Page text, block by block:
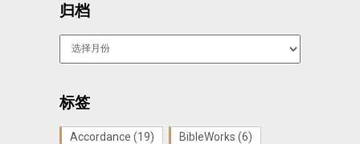
归档
标签
Accordance (19) BibleWorks (6)